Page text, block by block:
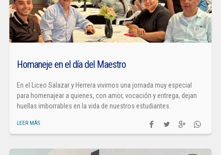
Homaneje en el día del Maestro
En el Liceo Salazar y Herrera vivimos una jornada muy especial
para homenajear a quienes, con amor, vocación y entrega, dejan
huellas imborrables en la vida de nuestros estudiantes.
LEER MÁS